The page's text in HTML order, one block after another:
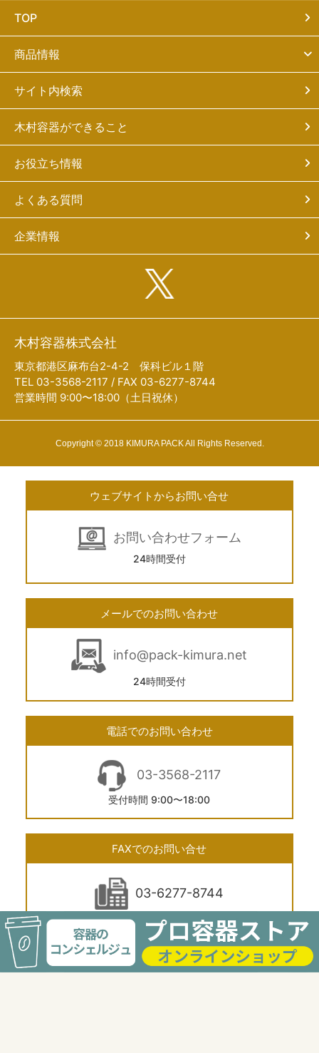
TOP
商品情報
サイト内検索
木村容器ができること
お役立ち情報
よくある質問
企業情報
木村容器株式会社
東京都港区麻布台2-4-2 保科ビル１階
TEL 03-3568-2117 / FAX 03-6277-8744
営業時間 9:00〜18:00（土日祝休）
Copyright © 2018 KIMURA PACK All Rights Reserved.
ウェブサイトからお問い合せ
お問い合わせフォーム
24時間受付
メールでのお問い合わせ
info@pack-kimura.net
24時間受付
電話でのお問い合わせ
03-3568-2117
受付時間 9:00〜18:00
FAXでのお問い合せ
03-6277-8744
24時間受付